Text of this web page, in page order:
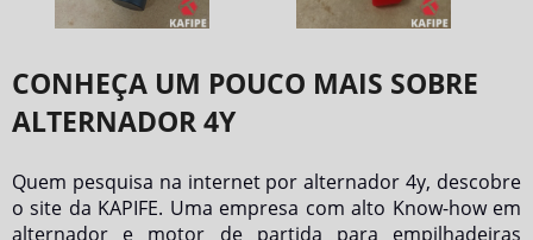
CONHEÇA UM POUCO MAIS SOBRE
ALTERNADOR 4Y
Quem pesquisa na internet poralternador 4y, descobre
o site da KAPIFE. Uma empresa com alto Know-how em
alternador e motor de partida para empilhadeiras